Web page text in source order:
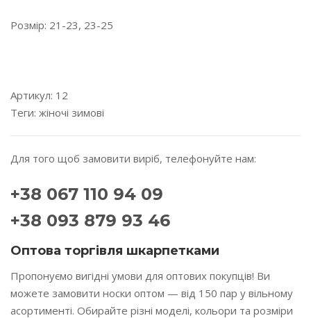
Розмір: 21-23, 23-25
Артикул: 12
Теги: жіночі зимові
Для того щоб замовити виріб, телефонуйте нам:
+38 067 110 94 09
+38 093 879 93 46
Оптова торгівля шкарпетками
Пропонуємо вигідні умови для оптових покупців! Ви
можете замовити носки оптом — від 150 пар у вільному
асортименті. Обирайте різні моделі, кольори та розміри